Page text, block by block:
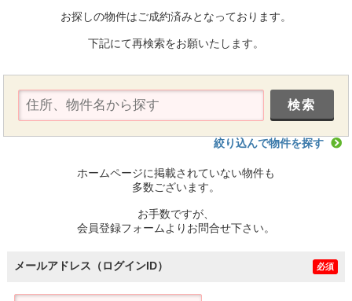
お探しの物件はご成約済みとなっております。
下記にて再検索をお願いたします。
絞り込んで物件を探す
ホームページに掲載されていない物件も
多数ございます。
お手数ですが、
会員登録フォームよりお問合せ下さい。
メールアドレス（ログインID） 必須